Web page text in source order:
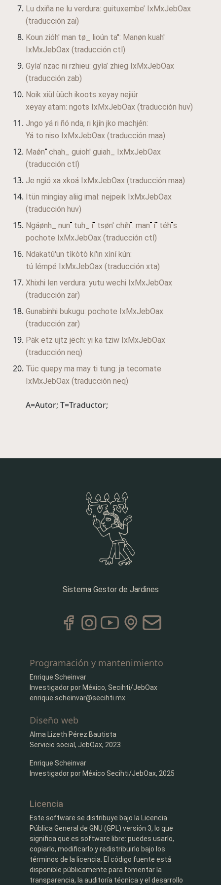
Lu dxiña ne lu verdura: guituxembe’ IxMxJebOax
(traducción zai)
Koun zióh' man tø_ lioún ta'': Manøn kuah'
IxMxJebOax (traducción ctl)
Gyìa’ nzac ni rzhieu: gyìa’ zhieg IxMxJebOax
(traducción zab)
Noik xiül üüch ikoots xeyay nejiür
xeyay atam: ngots IxMxJebOax (traducción huv)
Jngo yá ri ñó nda, ri kjín jko machjén:
Yá to niso IxMxJebOax (traducción maa)
Maǿn chah_ guioh' guiah_ IxMxJebOax
(traducción ctl)
Je ngió xa xkoá IxMxJebOax (traducción maa)
Itün mingiay aliig imal: nejpeik IxMxJebOax
(traducción huv)
Ngáønh_ nun tuh_ i tsøn' chíh : man i téh s
pochote IxMxJebOax (traducción ctl)
Ndakatǔ'un tìkòtò kí'in xìní kún:
tú lémpé IxMxJebOax (traducción xta)
Xhixhi len verdura: yutu wechi IxMxJebOax
(traducción zar)
Gunabinhi bukugu: pochote IxMxJebOax
(traducción zar)
Päk etz ujtz jëch: yi ka tziw IxMxJebOax
(traducción neq)
Tüc quepy ma may ti tung: ja tecomate
IxMxJebOax (traducción neq)
A=Autor; T=Traductor;
Sistema Gestor de Jardines
Programación y mantenimiento
Enrique Scheinvar
Investigador por México, Secihti/JebOax
enrique.scheinvar@secihti.mx
Diseño web
Alma Lizeth Pérez Bautista
Servicio social, JebOax, 2023
Enrique Scheinvar
Investigador por México Secihti/JebOax, 2025
Licencia
Este software se distribuye bajo la Licencia
Pública General de GNU (GPL) versión 3, lo que
significa que es software libre: puedes usarlo,
copiarlo, modificarlo y redistribuirlo bajo los
términos de la licencia. El código fuente está
disponible públicamente para fomentar la
transparencia, la auditoría técnica y el desarrollo